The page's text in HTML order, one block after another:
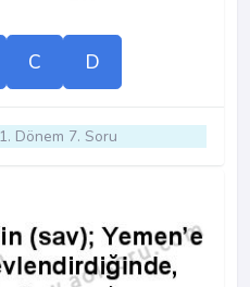
C D
Dönem 7. Soru